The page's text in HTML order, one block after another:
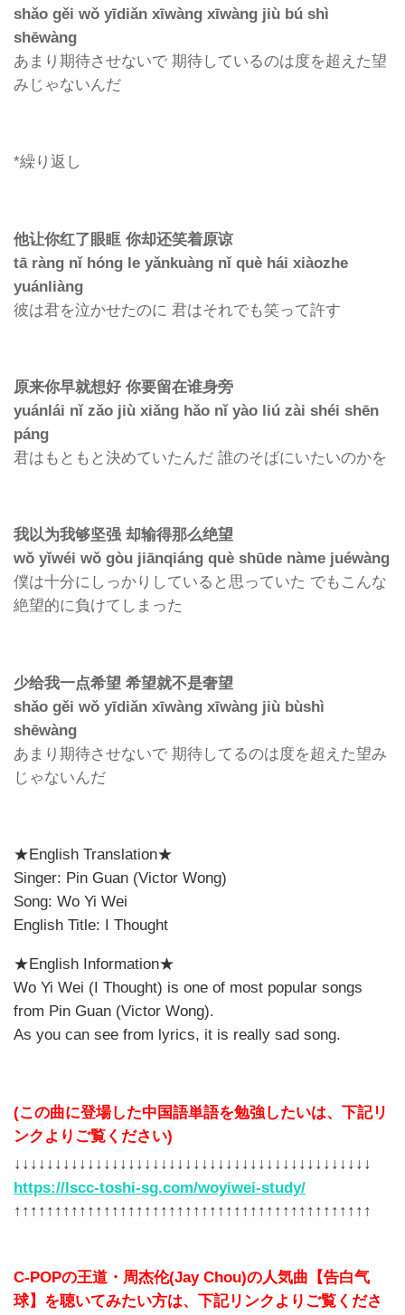
shǎo gěi wǒ yīdiǎn xīwàng xīwàng jiù bú shì
shēwàng
あまり期待させないで 期待しているのは度を超えた望
みじゃないんだ
*繰り返し
他让你红了眼眶 你却还笑着原谅
tā ràng nǐ hóng le yǎnkuàng nǐ què hái xiàozhe
yuánliàng
彼は君を泣かせたのに 君はそれでも笑って許す
原来你早就想好 你要留在谁身旁
yuánlái nǐ zǎo jiù xiǎng hǎo nǐ yào liú zài shéi shēn
páng
君はもともと決めていたんだ 誰のそばにいたいのかを
我以为我够坚强 却输得那么绝望
wǒ yǐwéi wǒ gòu jiānqiáng què shūde nàme juéwàng
僕は十分にしっかりしていると思っていた でもこんな
絶望的に負けてしまった
少给我一点希望 希望就不是奢望
shǎo gěi wǒ yīdiǎn xīwàng xīwàng jiù bùshì
shēwàng
あまり期待させないで 期待してるのは度を超えた望み
じゃないんだ
★English Translation★
Singer: Pin Guan (Victor Wong)
Song: Wo Yi Wei
English Title: I Thought
★English Information★
Wo Yi Wei (I Thought) is one of most popular songs
from Pin Guan (Victor Wong).
As you can see from lyrics, it is really sad song.
(この曲に登場した中国語単語を勉強したいは、下記リ
ンクよりご覧ください)
↓↓↓↓↓↓↓↓↓↓↓↓↓↓↓↓↓↓↓↓↓↓↓↓↓↓↓↓↓↓↓↓↓↓↓↓↓↓↓↓↓↓↓↓
https://lscc-toshi-sg.com/woyiwei-study/
↑↑↑↑↑↑↑↑↑↑↑↑↑↑↑↑↑↑↑↑↑↑↑↑↑↑↑↑↑↑↑↑↑↑↑↑↑↑↑↑↑↑↑↑
C-POPの王道・周杰伦(Jay Chou)の人気曲【告白气
球】を聴いてみたい方は、下記リンクよりご覧くださ